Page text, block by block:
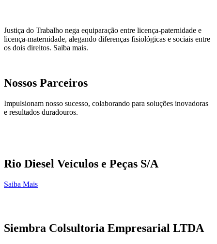
Justiça do Trabalho nega equiparação entre licença-paternidade e
licença-maternidade, alegando diferenças fisiológicas e sociais entre
os dois direitos. Saiba mais.
Nossos Parceiros
Impulsionam nosso sucesso, colaborando para soluções inovadoras
e resultados duradouros.
Rio Diesel Veículos e Peças S/A
Saiba Mais
Siembra Colsultoria Empresarial LTDA